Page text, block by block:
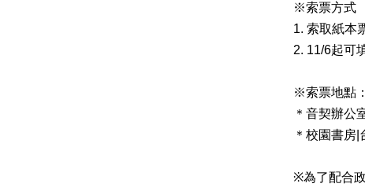
※索票方式
1. 索取紙本
2. 11/6起可
※索票地點：
＊音契辦公
＊校園書房
※為了配合